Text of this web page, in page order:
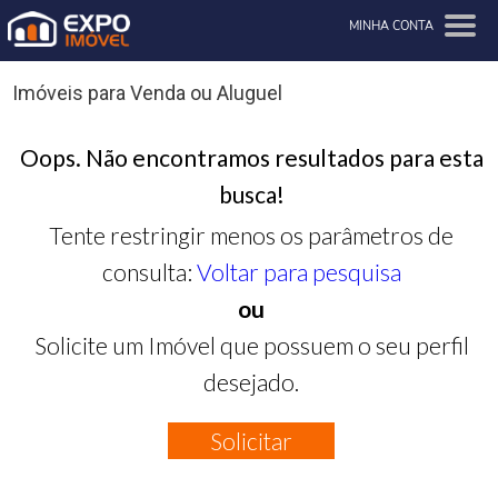
MINHA CONTA
Imóveis para Venda ou Aluguel
Oops. Não encontramos resultados para esta
busca!
Tente restringir menos os parâmetros de
consulta: Voltar para pesquisa
ou
Solicite um Imóvel que possuem o seu perfil
desejado.
Solicitar